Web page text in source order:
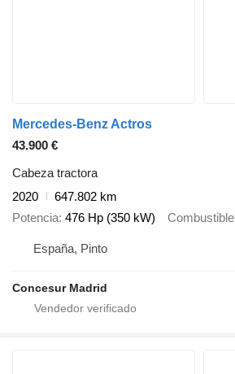
Mercedes-Benz Actros
43.900 €
Cabeza tractora
2020
647.802 km
Potencia 476 Hp (350 kW) Combustible
España, Pinto
Concesur Madrid